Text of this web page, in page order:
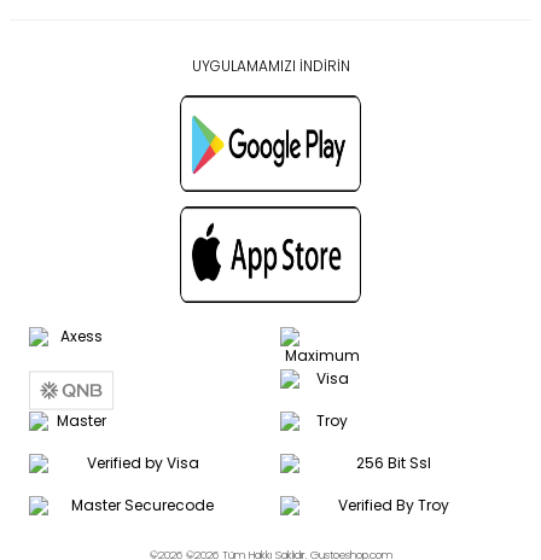
UYGULAMAMIZI İNDİRİN
©2026 ©2026 Tüm Hakkı Saklıdır. Gustoeshop.com